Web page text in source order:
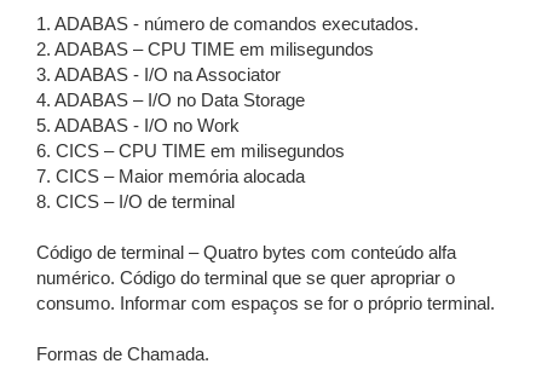
1. ADABAS - número de comandos executados.
2. ADABAS – CPU TIME em milisegundos
3. ADABAS - I/O na Associator
4. ADABAS – I/O no Data Storage
5. ADABAS - I/O no Work
6. CICS – CPU TIME em milisegundos
7. CICS – Maior memória alocada
8. CICS – I/O de terminal
Código de terminal – Quatro bytes com conteúdo alfa
numérico. Código do terminal que se quer apropriar o
consumo. Informar com espaços se for o próprio terminal.
Formas de Chamada.